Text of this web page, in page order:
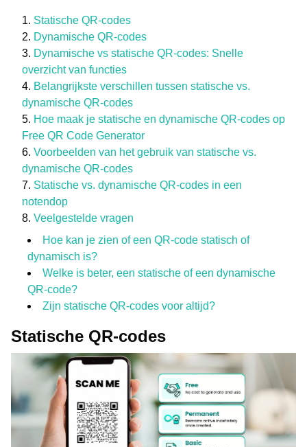
Statische QR-codes
Dynamische QR-codes
Dynamische vs statische QR-codes: Snelle
overzicht van functies
Belangrijkste verschillen tussen statische vs.
dynamische QR-codes
Hoe maak je statische en dynamische QR-codes op
Free QR Code Generator
Voorbeelden van het gebruik van statische vs.
dynamische QR-codes
Statische vs. dynamische QR-codes in een
notendop
Veelgestelde vragen
Hoe kan je zien of een QR-code statisch of
dynamisch is?
Welke is beter, een statische of een dynamische
QR-code?
Zijn statische QR-codes voor altijd?
Statische QR-codes